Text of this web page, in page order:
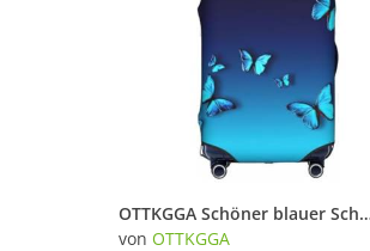
OTTKGGA Schöner blauer Schmetterlings-Kofferbezug, Gepäckschutz,
von OTTKGGA